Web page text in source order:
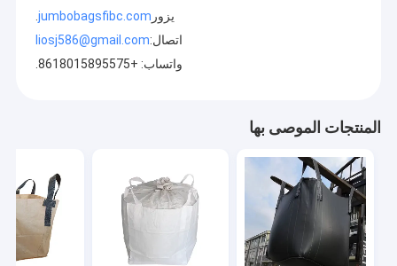
يزور jumbobagsfibc.com
اتصال:liosj586@gmail.com
واتساب: +8618015895575.
المنتجات الموصى بها